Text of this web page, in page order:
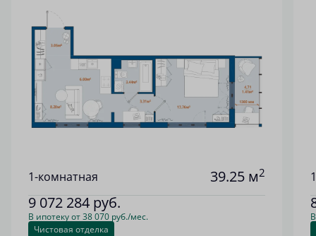
1-комнатная 39.25 м2
9 072 284 руб.
В ипотеку от 38 070 руб./мес.
Чистовая отделка